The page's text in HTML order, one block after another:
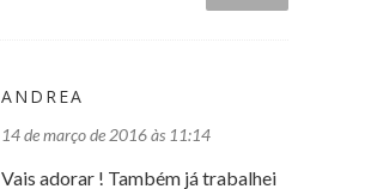
ANDREA
14 de março de 2016 às 11:14
Vais adorar ! Também já trabalhei